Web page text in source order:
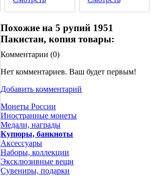
Похожие на 5 рупий 1951
Пакистан, копия товары:
Комментарии (0)
Нет комментариев. Ваш будет первым!
Добавить комментарий
Монеты России
Иностранные монеты
Медали, награды
Купюры, банкноты
Аксессуары
Наборы, коллекции
Эксклюзивные вещи
Сувениры, подарки